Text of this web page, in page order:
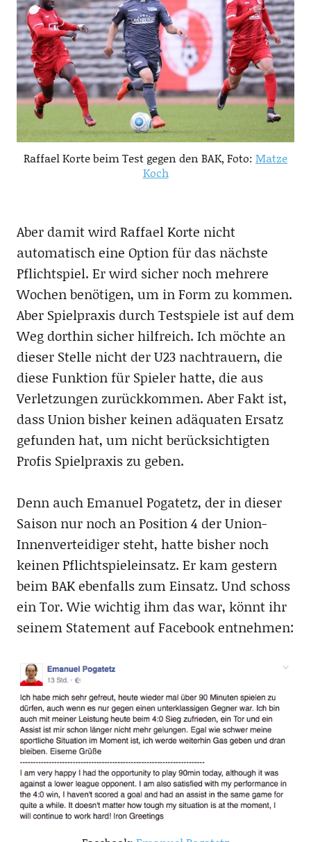
Raffael Korte beim Test gegen den BAK, Foto: Matze
Koch
Aber damit wird Raffael Korte nicht
automatisch eine Option für das nächste
Pflichtspiel. Er wird sicher noch mehrere
Wochen benötigen, um in Form zu kommen.
Aber Spielpraxis durch Testspiele ist auf dem
Weg dorthin sicher hilfreich. Ich möchte an
dieser Stelle nicht der U23 nachtrauern, die
diese Funktion für Spieler hatte, die aus
Verletzungen zurückkommen. Aber Fakt ist,
dass Union bisher keinen adäquaten Ersatz
gefunden hat, um nicht berücksichtigten
Profis Spielpraxis zu geben.
Denn auch Emanuel Pogatetz, der in dieser
Saison nur noch an Position 4 der Union-
Innenverteidiger steht, hatte bisher noch
keinen Pflichtspieleinsatz. Er kam gestern
beim BAK ebenfalls zum Einsatz. Und schoss
ein Tor. Wie wichtig ihm das war, könnt ihr
seinem Statement auf Facebook entnehmen: